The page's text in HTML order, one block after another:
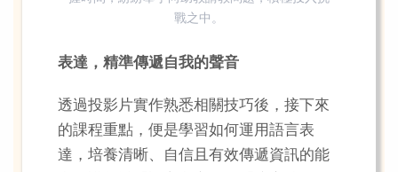
戰之中。
表達，精準傳遞自我的聲音
透過投影片實作熟悉相關技巧後，接下來
的課程重點，便是學習如何運用語言表
達，培養清晰、自信且有效傳遞資訊的能